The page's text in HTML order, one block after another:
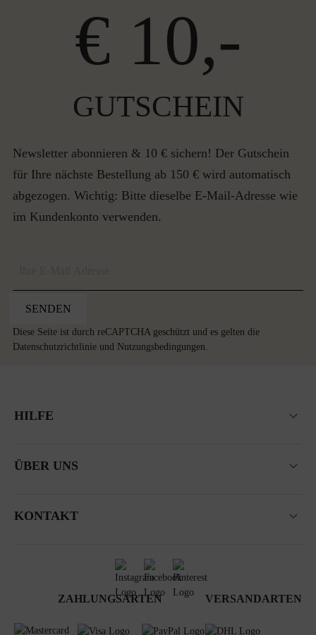
€ 10,-
GUTSCHEIN
Newsletter abonnieren & 10 € sichern! Der Gutschein
für Ihre nächste Bestellung ab 150 € wird automatisch
abgezogen. Wichtig: Bitte dieselbe E-Mail-Adresse wie
im Kundenkonto verwenden.
SENDEN
Diese Seite ist durch reCAPTCHA geschützt und es gelten die
Datenschutzrichtlinie und Nutzungsbedingungen.
HILFE
ÜBER UNS
KONTAKT
ZAHLUNGSARTEN VERSANDARTEN